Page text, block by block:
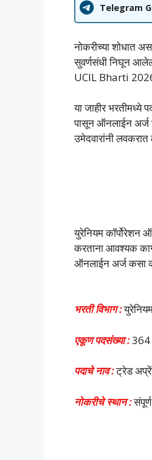
Telegram
नोकरीच्या शोधात
सुवर्णसंधी निघून
UCIL Bharti
या जाहीर
पासून ऑनलाईन
उमेदवारांनी
युरेनियम कॉर्पोरेशन
करताना आवश्यक
ऑनलाईन अर्ज कसा
भरती विभाग :
एकूण पदसंख्या :364
पदाचे नाव :ट्रेड
नोकरीचे स्थान :